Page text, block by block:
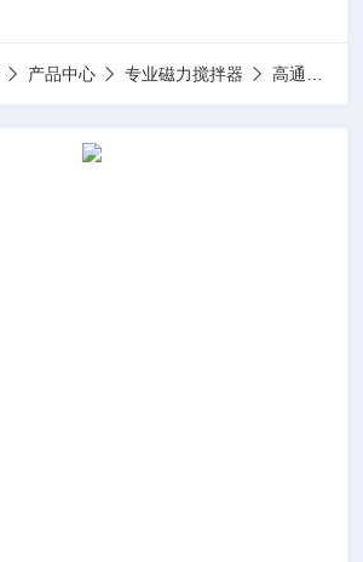
产品中心 专业磁力搅拌器 高通量磁力搅拌器